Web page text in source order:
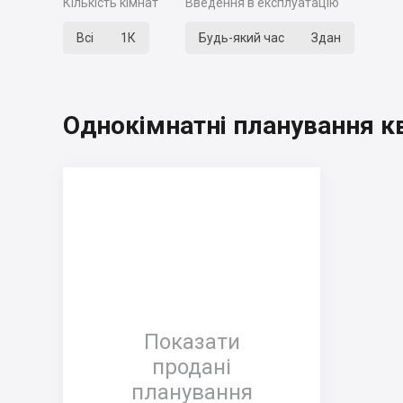
Всі 1К Будь-який час Здан
Однокімнатні планування
Показати
продані
планування